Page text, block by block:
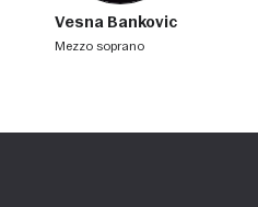
Vesna Bankovic
mezzo soprano